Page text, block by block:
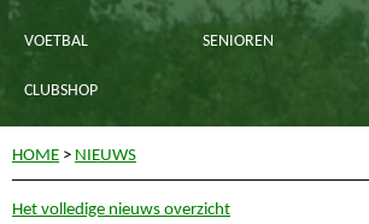
VOETBAL SENIOREN
CLUBSHOP
HOME > NIEUWS
Het volledige nieuws overzicht